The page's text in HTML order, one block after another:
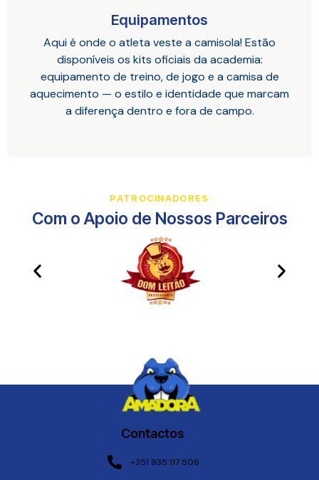
Equipamentos
Aqui é onde o atleta veste a camisola! Estão
disponíveis os kits oficiais da academia:
equipamento de treino, de jogo e a camisa de
aquecimento — o estilo e identidade que marcam
a diferença dentro e fora de campo.
PATROCINADORES
Com o Apoio de Nossos Parceiros​
Contactos
+351 935 117 506